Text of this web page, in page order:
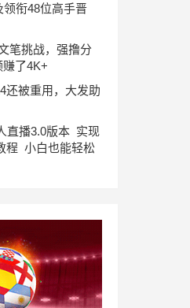
衔48位高手晋
笔挑战，强撸分
了4K+
还被重用，大发助
直播3.0版本 实现
程 小白也能轻松